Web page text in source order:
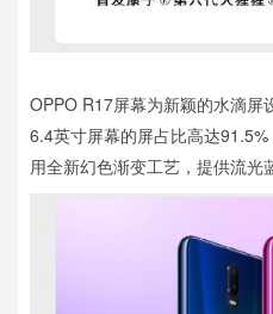
OPPO R17屏幕为新颖的水滴屏
6.4英寸屏幕的屏占比高达
用全新幻色渐变工艺，提供流光